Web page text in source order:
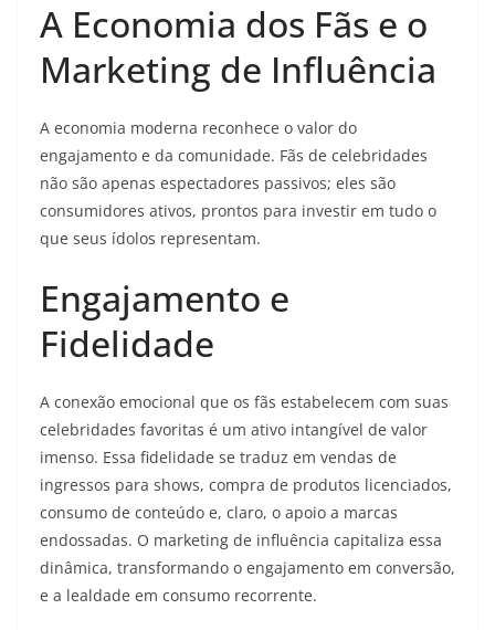
A Economia dos Fãs e o
Marketing de Influência
A economia moderna reconhece o valor do
engajamento e da comunidade. Fãs de celebridades
não são apenas espectadores passivos; eles são
consumidores ativos, prontos para investir em tudo o
que seus ídolos representam.
Engajamento e
Fidelidade
A conexão emocional que os fãs estabelecem com suas
celebridades favoritas é um ativo intangível de valor
imenso. Essa fidelidade se traduz em vendas de
ingressos para shows, compra de produtos licenciados,
consumo de conteúdo e, claro, o apoio a marcas
endossadas. O marketing de influência capitaliza essa
dinâmica, transformando o engajamento em conversão,
e a lealdade em consumo recorrente.